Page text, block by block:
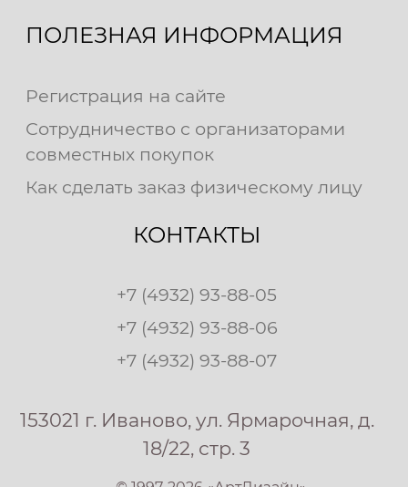
ПОЛЕЗНАЯ ИНФОРМАЦИЯ
Регистрация на сайте
Сотрудничество с организаторами
совместных покупок
Как сделать заказ физическому лицу
КОНТАКТЫ
+7 (4932) 93-88-05
+7 (4932) 93-88-06
+7 (4932) 93-88-07
153021 г. Иваново, ул. Ярмарочная, д.
18/22, стр. 3